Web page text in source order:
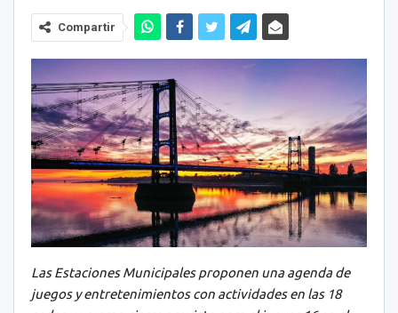
Compartir
Las Estaciones Municipales proponen una agenda de
juegos y entretenimientos con actividades en las 18